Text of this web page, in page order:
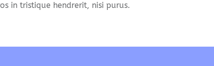
in tristique hendrerit, nisi purus.